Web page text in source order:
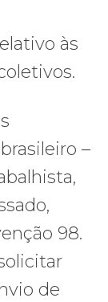
às
–
98.
de